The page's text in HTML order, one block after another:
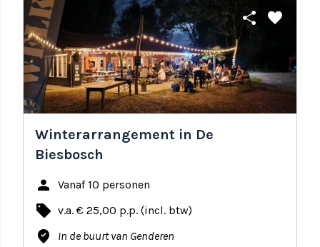
share favorite
Winterarrangement in De
Biesbosch
person Vanaf 10 personen
local_offer v.a. € 25,00 p.p. (incl. btw)
where_to_vote In de buurt van Genderen